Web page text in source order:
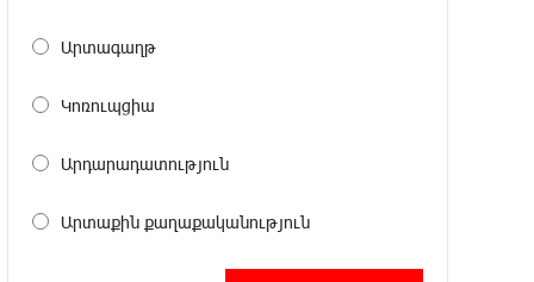
22:03:58 7-08-2026
օգտագործել Starlink-ը
Երևանում և մարզերում
Արտագաղթ
Կոռուպցիա
Արդարադատություն
Արտաքին քաղաքականություն